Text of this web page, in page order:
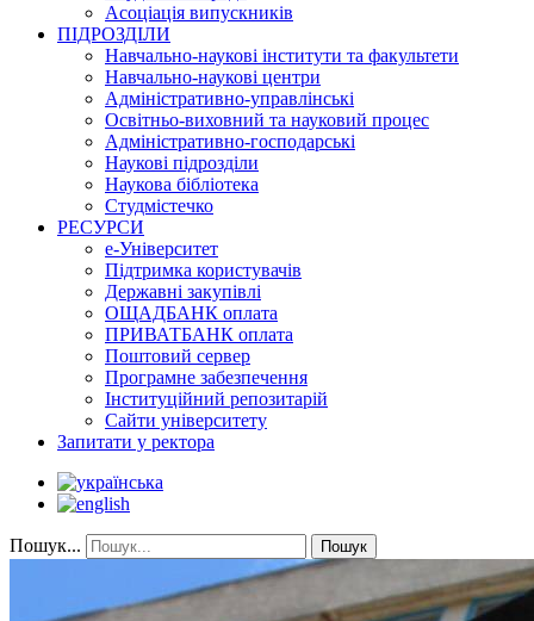
Асоціація випускників
ПІДРОЗДІЛИ
Навчально-наукові інститути та факультети
Навчально-наукові центри
Адміністративно-управлінські
Освітньо-виховний та науковий процес
Адміністративно-господарські
Наукові підрозділи
Наукова бібліотека
Студмістечко
РЕСУРСИ
е-Університет
Підтримка користувачів
Державні закупівлі
ОЩАДБАНК оплата
ПРИВАТБАНК оплата
Поштовий сервер
Програмне забезпечення
Інституційний репозитарій
Сайти університету
Запитати у ректора
Пошук... Пошук